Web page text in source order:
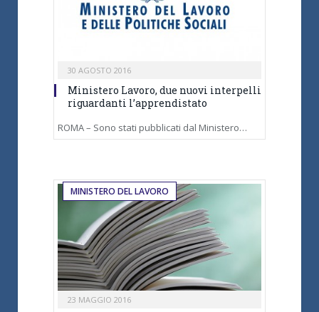
30 AGOSTO 2016
Ministero Lavoro, due nuovi interpelli
riguardanti l’apprendistato
ROMA – Sono stati pubblicati dal Ministero…
MINISTERO DEL LAVORO
23 MAGGIO 2016